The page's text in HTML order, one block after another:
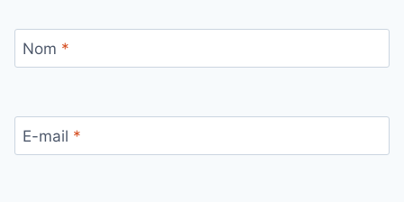
Nom *
E-mail *